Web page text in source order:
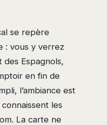
se repère
: vous y verrez
des Espagnols,
en fin de
l’ambiance est
les
La carte ne